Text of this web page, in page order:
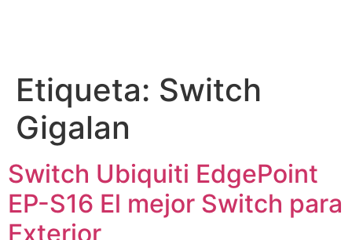
Etiqueta: Switch
Gigalan
Switch Ubiquiti EdgePoint
EP-S16 El mejor Switch para
Exterior